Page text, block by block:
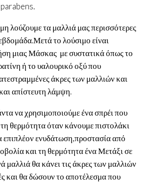
parabens.
λούζουμε τα μαλλιά μας περισσότερες
το λούσιμο είναι
μιας Μάσκας με συστατικά όπως το
ή το υαλουρικό οξύ που
άκρες των μαλλιών και
απίστευτη λάμψη.
να χρησιμοποιούμε ένα σπρέι που
θερμότητα όταν κάνουμε πιστολάκι
επιπλέον ενυδάτωση,προστασία από
και τη θερμότητα ένα Μετάξι σε
μαλλιά θα κάνει τις άκρες των μαλλιών
και θα δώσουν το αποτέλεσμα που